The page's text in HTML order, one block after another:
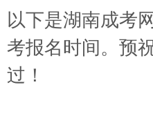
以下是湖南成考
考报名时间 。预
过！